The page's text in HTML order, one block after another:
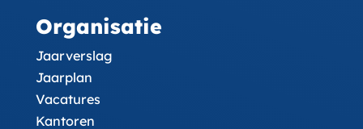
Organisatie
Jaarverslag
Jaarplan
Vacatures
Kantoren